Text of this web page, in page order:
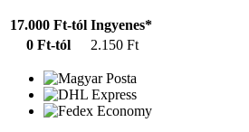
17.000 Ft-tól Ingyenes*
0 Ft-tól
2.150 Ft